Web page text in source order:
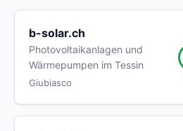
b-solar.ch
Photovoltaikanlagen und
Wärmepumpen im Tessin
Giubiasco